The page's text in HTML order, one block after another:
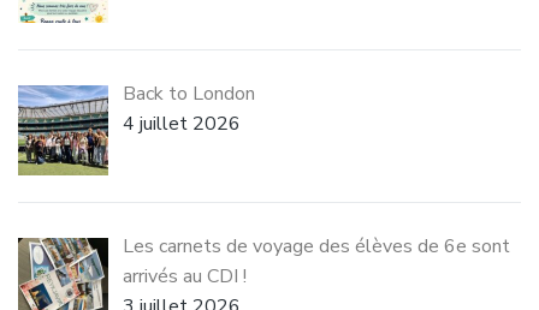
Back to London
4 juillet 2026
Les carnets de voyage des élèves de 6e sont
arrivés au CDI !